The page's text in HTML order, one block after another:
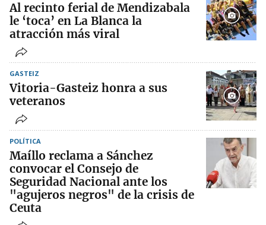
Al recinto ferial de Mendizabala
le ‘toca’ en La Blanca la
atracción más viral
GASTEIZ
Vitoria-Gasteiz honra a sus
veteranos
POLÍTICA
Maíllo reclama a Sánchez
convocar el Consejo de
Seguridad Nacional ante los
"agujeros negros" de la crisis de
Ceuta